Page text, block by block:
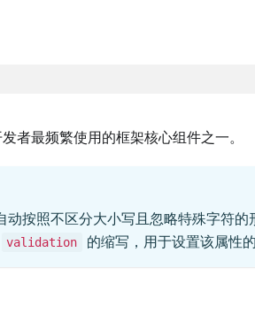
者最频繁使用的框架核心组件之一。
动按照不区分大小写且忽略特殊字符
validation 的缩写，用于设置该属性